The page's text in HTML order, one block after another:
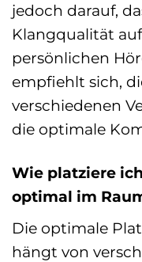
jedoch darauf,
Klangqualität
persönlichen
empfiehlt sich,
verschiedenen
die optimale
Wie platziere
optimal im
Die optimale
hängt von